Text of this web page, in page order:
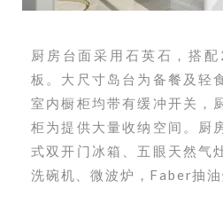
厨房台面采用石英石，搭
板。大尺寸岛台为备餐及轻
室内橱柜均带有缓冲开关，
柜为提供大量收纳空间 。厨
式双开门冰箱、五眼天然气
洗碗机、微波炉，Faber抽油